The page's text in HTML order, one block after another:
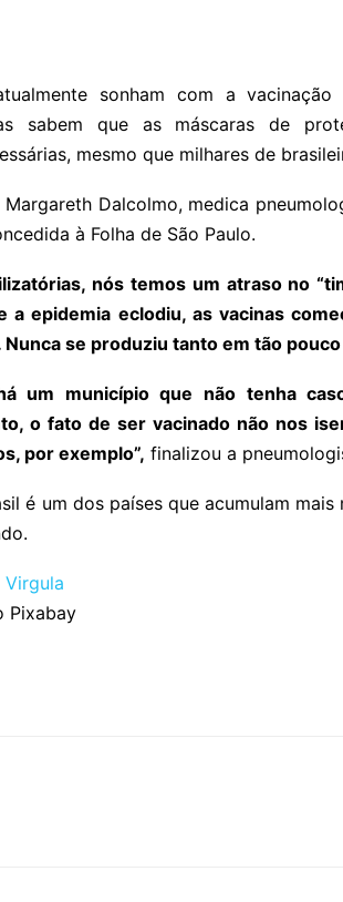
sonham com a
sabem que as máscaras de
mesmo que milhares de
Dalcolmo, medica
à Folha de São Paulo.
nós temos um atraso no
a epidemia eclodiu, as vacinas
se produziu tanto em tão pouco
um município que não tenha
o fato de ser vacinado não nos
por exemplo”, finalizou a
é um dos países que acumulam
Virgula
Pixabay